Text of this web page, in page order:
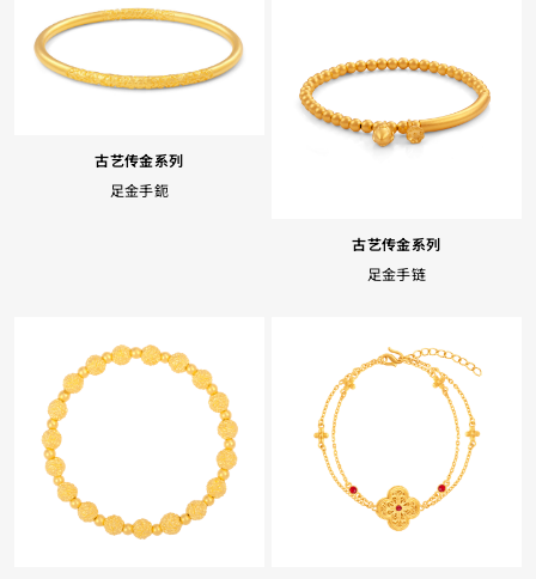
古艺传金系列
足金手鈪
古艺传金系列
足金手链